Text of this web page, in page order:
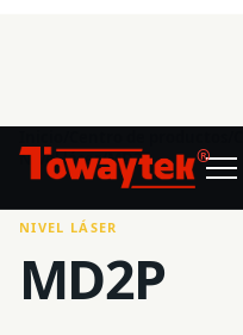
®
Nivel láser/MD2P
NIVEL LÁSER
MD2P